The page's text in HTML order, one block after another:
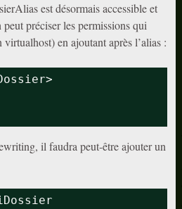
est désormais accessible et
préciser les permissions qui
en ajoutant après l’alias :
il faudra peut-être ajouter un